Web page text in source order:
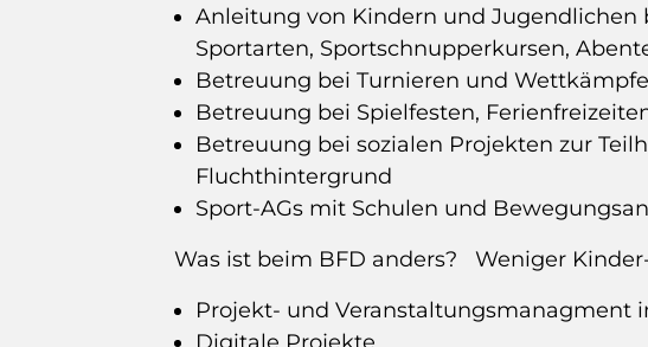
Anleitung von Kindern und Jugendlichen
Sportarten, Sportschnupperkursen,
Betreuung bei Turnieren und
Betreuung bei Spielfesten,
Betreuung bei sozialen Projekten zur
Fluchthintergrund
Sport-AGs mit Schulen und
Was ist beim BFD anders? Weniger
Projekt- und Veranstaltungsmanagment